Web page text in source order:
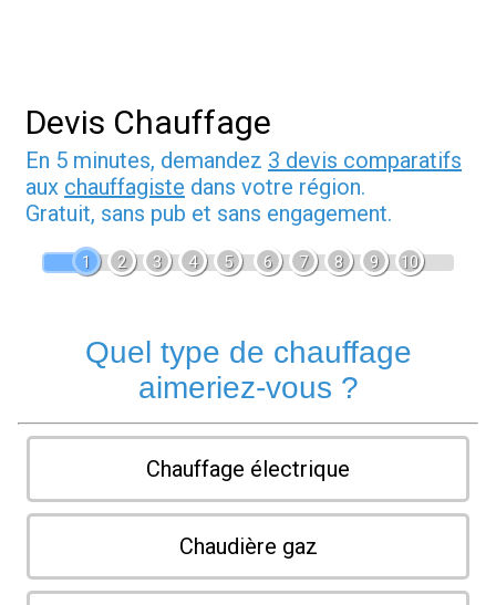
Devis Chauffage
En 5 minutes, demandez 3 devis comparatifs
aux chauffagiste dans votre région.
Gratuit, sans pub et sans engagement.
1 2 3 4 5 6 7 8 9 10
Quel type de chauffage
aimeriez-vous ?
Chauffage électrique
Chaudière gaz